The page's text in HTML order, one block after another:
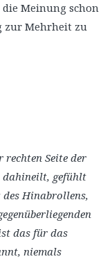
Meinung schon
zur Mehrheit zu
rechten Seite der
dahineilt, gefühlt
Hinabrollens,
das für das
niemals